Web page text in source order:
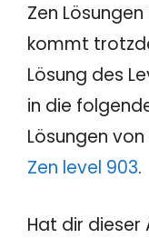
Zen
kommt
Lösung des
in die
Lösungen
Zen level 903.
Hat dir dieser